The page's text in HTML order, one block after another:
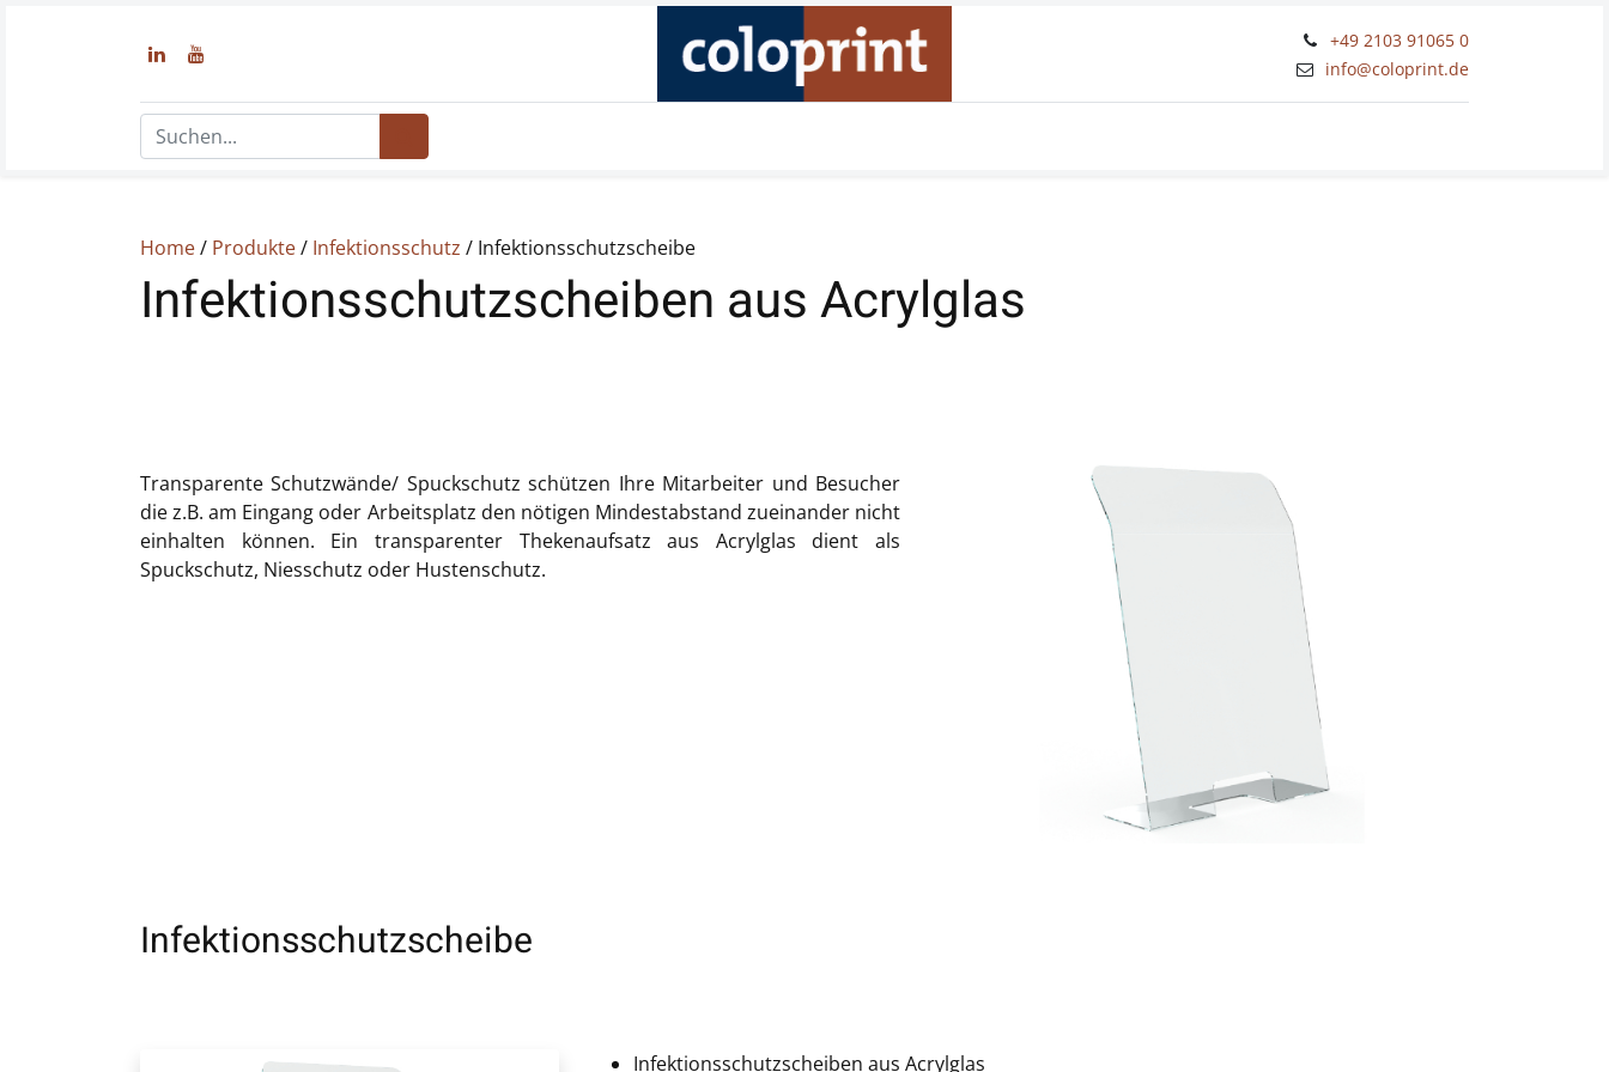
+49 2103 91065 0
​info@coloprint.de
Home/ Produkte/ Infektionsschutz / Infektionsschutzscheibe
Infektionsschutzscheiben aus Acrylglas
Transparente Schutzwände/ Spuckschutz schützen Ihre Mitarbeiter und Besucher
die z.B. am Eingang oder Arbeitsplatz den nötigen Mindestabstand zueinander nicht
einhalten können. Ein transparenter Thekenaufsatz aus Acrylglas dient als
Spuckschutz, Niesschutz oder Hustenschutz.
Infektionsschutzscheibe
Infektionsschutzscheiben aus Acrylglas